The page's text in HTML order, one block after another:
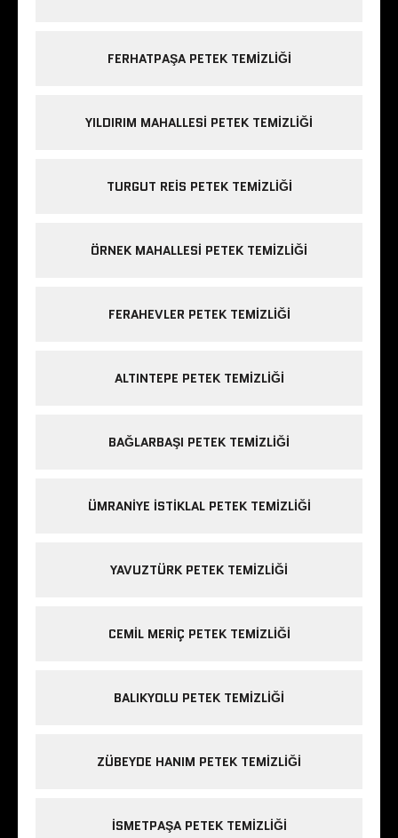
FERHATPAŞA PETEK TEMIZLIĞI
YILDIRIM MAHALLESI PETEK TEMIZLIĞI
TURGUT REIS PETEK TEMIZLIĞI
ÖRNEK MAHALLESI PETEK TEMIZLIĞI
FERAHEVLER PETEK TEMIZLIĞI
ALTINTEPE PETEK TEMIZLIĞI
BAĞLARBAŞI PETEK TEMIZLIĞI
ÜMRANIYE ISTIKLAL PETEK TEMIZLIĞI
YAVUZTÜRK PETEK TEMIZLIĞI
CEMIL MERIÇ PETEK TEMIZLIĞI
BALIKYOLU PETEK TEMIZLIĞI
ZÜBEYDE HANIM PETEK TEMIZLIĞI
ISMETPAŞA PETEK TEMIZLIĞI